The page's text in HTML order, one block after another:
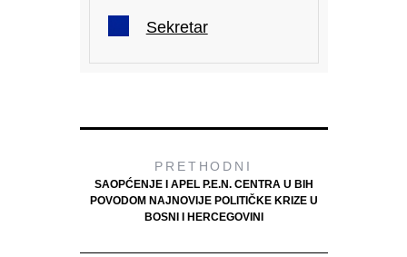
Sekretar
PRETHODNI
SAOPĆENJE I APEL P.E.N. CENTRA U BIH
POVODOM NAJNOVIJE POLITIČKE KRIZE U
BOSNI I HERCEGOVINI